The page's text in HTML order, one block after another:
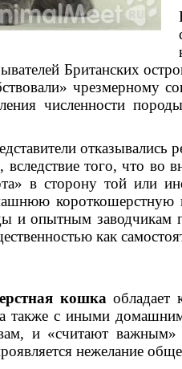
Британских
чрезмерному
численности
отказывались
того, что во
в сторону той
и опытным заводчикам
как
кошка обладает
а также с иными
и «считают
нежелание